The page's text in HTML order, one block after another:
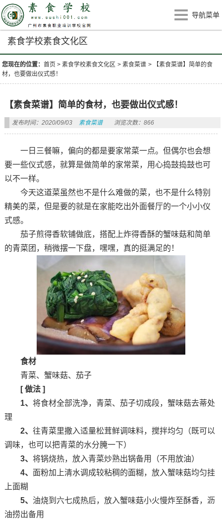
导航菜单
素食学校素食文化区
您现在的位置：首页 >素食学校素食文化区 >素食菜谱 >
【素食菜谱】简单的食
材，也要做出仪式感！
【素食菜谱】简单的食材，也要做出仪式感！
发布时间：2020/09/03 素食菜谱 浏览次数：866
一日三餐嘛，偏向的都是要家常菜一点。但偶尔也会想
要一些仪式感，就算是做简单的家常菜，用心捣鼓捣鼓也可
以不一样。
今天这道菜虽然也不是什么难做的菜，也不是什么特别
精美的菜，但是要的就是在家能吃出外面餐厅的一个小小仪
式感。
茄子煎得香软铺做底，搭配上炸得香酥的蟹味菇和简单
的青菜团，稍微摆一下盘，嘿嘿，真的挺满足的！
食材
青菜、蟹味菇、茄子
[ 做法 ]
1、 将食材全部洗净，青菜、茄子切成段，蟹味菇去蒂处
理
2、 往青菜里撒入适量松茸鲜调味料，搅拌均匀（既可以
调味，也可以把青菜的水分腌一下）
3、 将锅烧热，放入青菜炒熟出锅备用（不用放油）
4、 面粉加上清水调成较粘稠的面糊，放入蟹味菇均匀挂
上面糊
5、 油烧到六七成热后，放入蟹味菇小火慢炸至酥香，沥
油捞出备用